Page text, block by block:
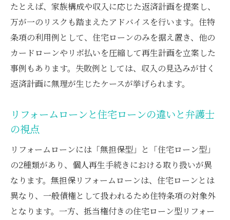
弁護士が解説する家を残すための抵当権の
条件
個人再生で住宅ローン以外の抵当権対処法
住特条項で認められる抵当権の実務的要件
家を守るために知っておきたい抵当権の注
弁護士と確認したい再生債務者の住宅所有
たとえば、家族構成や収入に応じた返済計画を提案し、
万が一のリスクも踏まえたアドバイスを行います。住特
条項の利用例として、住宅ローンのみを据え置き、他の
カードローンやリボ払いを圧縮して再生計画を立案した
事例もあります。失敗例としては、収入の見込みが甘く
返済計画に無理が生じたケースが挙げられます。
リフォームローンと住宅ローンの違いと弁護士
の視点
リフォームローンには「無担保型」と「住宅ローン型」
の2種類があり、個人再生手続きにおける取り扱いが異
なります。無担保リフォームローンは、住宅ローンとは
異なり、一般債権として扱われるため住特条項の対象外
となります。一方、抵当権付きの住宅ローン型リフォー